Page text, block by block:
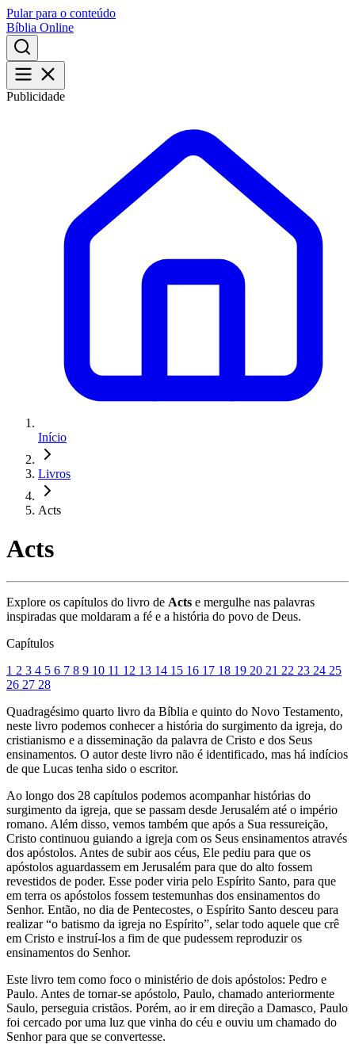
Pular para o conteúdo
Bíblia Online
Publicidade
Início
Livros
Acts
Acts
Explore os capítulos do livro de Acts e mergulhe nas palavras
inspiradas que moldaram a fé e a história do povo de Deus.
Capítulos
1 2 3 4 5 6 7 8 9 10 11 12 13 14 15 16 17 18 19 20 21 22 23 24 25
26 27 28
Quadragésimo quarto livro da Bíblia e quinto do Novo Testamento,
neste livro podemos conhecer a história do surgimento da igreja, do
cristianismo e a disseminação da palavra de Cristo e dos Seus
ensinamentos. O autor deste livro não é identificado, mas há indícios
de que Lucas tenha sido o escritor.
Ao longo dos 28 capítulos podemos acompanhar histórias do
surgimento da igreja, que se passam desde Jerusalém até o império
romano. Além disso, vemos também que após a Sua ressureição,
Cristo continuou guiando a igreja com os Seus ensinamentos através
dos apóstolos. Antes de subir aos céus, Ele pediu para que os
apóstolos aguardassem em Jerusalém para que do alto fossem
revestidos de poder. Esse poder viria pelo Espírito Santo, para que
em terra os apóstolos fossem testemunhas dos ensinamentos do
Senhor. Então, no dia de Pentecostes, o Espírito Santo desceu para
realizar “o batismo da igreja no Espírito”, selar todo aquele que crê
em Cristo e instruí-los a fim de que pudessem reproduzir os
ensinamentos do Senhor.
Este livro tem como foco o ministério de dois apóstolos: Pedro e
Paulo. Antes de tornar-se apóstolo, Paulo, chamado anteriormente
Saulo, perseguia cristãos. Porém, ao ir em direção a Damasco, Paulo
foi cercado por uma luz que vinha do céu e ouviu um chamado do
Senhor para que se convertesse.